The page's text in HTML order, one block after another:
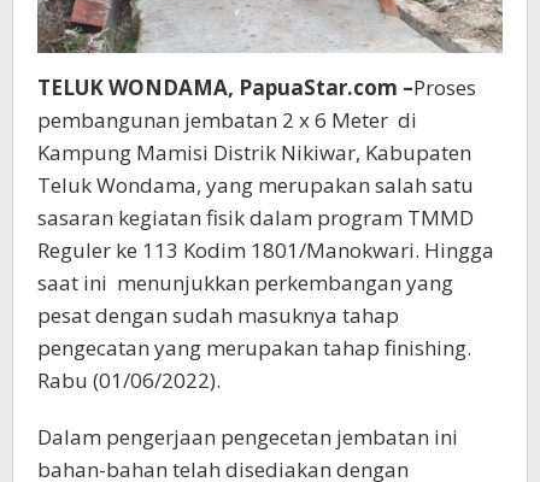
TELUK WONDAMA, PapuaStar.com –Proses
pembangunan jembatan 2 x 6 Meter di
Kampung Mamisi Distrik Nikiwar, Kabupaten
Teluk Wondama, yang merupakan salah satu
sasaran kegiatan fisik dalam program TMMD
Reguler ke 113 Kodim 1801/Manokwari. Hingga
saat ini menunjukkan perkembangan yang
pesat dengan sudah masuknya tahap
pengecatan yang merupakan tahap finishing.
Rabu (01/06/2022).
Dalam pengerjaan pengecetan jembatan ini
bahan-bahan telah disediakan dengan